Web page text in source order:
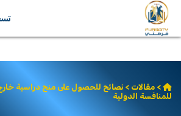
> مقالات > نصائح للحصول على منح دراسية
للمنافسة الدولية